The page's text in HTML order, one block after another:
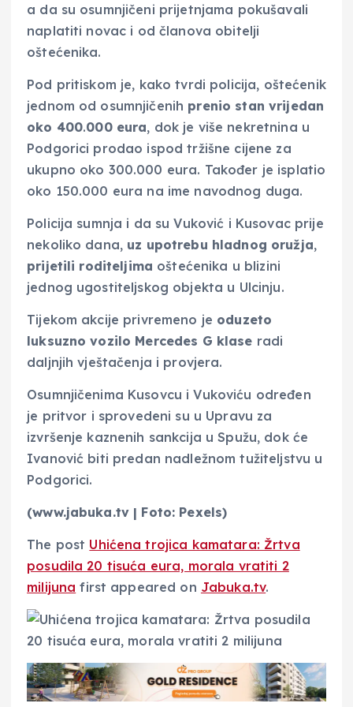
a da su osumnjičeni prijetnjama pokušavali
naplatiti novac i od članova obitelji
oštećenika.
Pod pritiskom je, kako tvrdi policija, oštećenik
jednom od osumnjičenih prenio stan vrijedan
oko 400.000 eura, dok je više nekretnina u
Podgorici prodao ispod tržišne cijene za
ukupno oko 300.000 eura. Također je isplatio
oko 150.000 eura na ime navodnog duga.
Policija sumnja i da su Vuković i Kusovac prije
nekoliko dana, uz upotrebu hladnog oružja,
prijetili roditeljima oštećenika u blizini
jednog ugostiteljskog objekta u Ulcinju.
Tijekom akcije privremeno je oduzeto
luksuzno vozilo Mercedes G klase radi
daljnjih vještačenja i provjera.
Osumnjičenima Kusovcu i Vukoviću određen
je pritvor i sprovedeni su u Upravu za
izvršenje kaznenih sankcija u Spužu, dok će
Ivanović biti predan nadležnom tužiteljstvu u
Podgorici.
(www.jabuka.tv | Foto: Pexels)
The post Uhićena trojica kamatara: Žrtva
posudila 20 tisuća eura, morala vratiti 2
milijuna first appeared on Jabuka.tv.